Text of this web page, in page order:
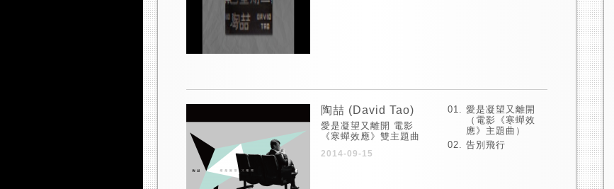
陶喆 (David Tao)
愛是凝望又離開 電影
《寒蟬效應》雙主題曲
2014-09-15
愛是凝望又離開
（電影《寒蟬效
應》主題曲）
告別飛行